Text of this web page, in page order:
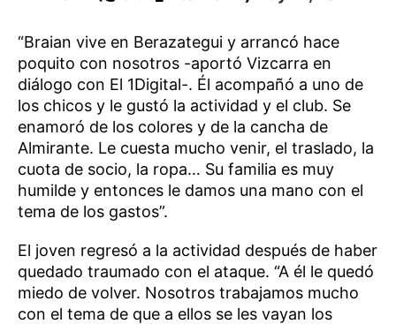
“Braian vive en Berazategui y arrancó hace
poquito con nosotros -aportó Vizcarra en
diálogo con El 1Digital-. Él acompañó a uno de
los chicos y le gustó la actividad y el club. Se
enamoró de los colores y de la cancha de
Almirante. Le cuesta mucho venir, el traslado, la
cuota de socio, la ropa… Su familia es muy
humilde y entonces le damos una mano con el
tema de los gastos”.
El joven regresó a la actividad después de haber
quedado traumado con el ataque. “A él le quedó
miedo de volver. Nosotros trabajamos mucho
con el tema de que a ellos se les vayan los